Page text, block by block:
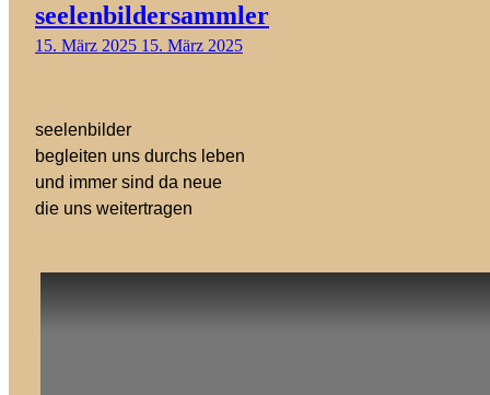
seelenbildersammler
15. März 2025 15. März 2025
seelenbilder
begleiten uns durchs leben
und immer sind da neue
die uns weitertragen